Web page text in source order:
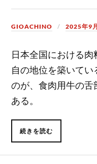
GIOACHINO 2025年9
日本全国における
自の地位を築いて
のが、食肉用牛の
ある。
続きを読む